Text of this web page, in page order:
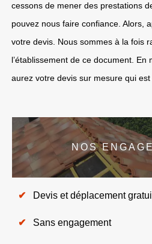
cessons de mener des prestations
pouvez nous faire confiance. Alors,
votre devis. Nous sommes à la fois
l’établissement de ce document.
aurez votre devis sur mesure qui est
NOS
Devis et déplacement
Sans engagement